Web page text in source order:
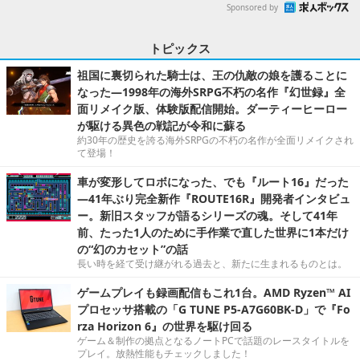
Sponsored by
トピックス
祖国に裏切られた騎士は、王の仇敵の娘を護ることに
なった―1998年の海外SRPG不朽の名作『幻世録』全
面リメイク版、体験版配信開始。ダーティーヒーロー
が駆ける異色の戦記が令和に蘇る
約30年の歴史を誇る海外SRPGの不朽の名作が全面リメイクされ
て登場！
車が変形してロボになった、でも『ルート16』だった
―41年ぶり完全新作『ROUTE16R』開発者インタビュ
ー。新旧スタッフが語るシリーズの魂。そして41年
前、たった1人のために手作業で直した世界に1本だけ
の“幻のカセット”の話
長い時を経て受け継がれる過去と、新たに生まれるものとは。
ゲームプレイも録画配信もこれ1台。AMD Ryzen™ AI
プロセッサ搭載の「G TUNE P5-A7G60BK-D」で『Fo
rza Horizon 6』の世界を駆け回る
ゲーム＆制作の拠点となるノートPCで話題のレースタイトルを
プレイ。放熱性能もチェックしました！